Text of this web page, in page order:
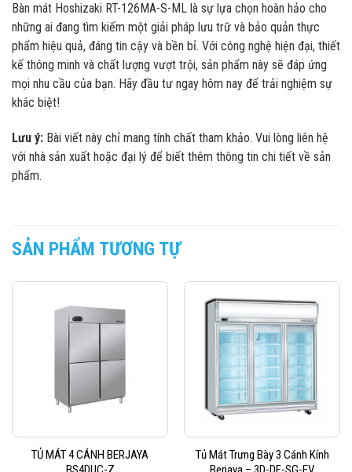
Bàn mát Hoshizaki RT-126MA-S-ML là sự lựa chọn hoàn hảo cho
những ai đang tìm kiếm một giải pháp lưu trữ và bảo quản thực
phẩm hiệu quả, đáng tin cậy và bền bỉ. Với công nghệ hiện đại, thiết
kế thông minh và chất lượng vượt trội, sản phẩm này sẽ đáp ứng
mọi nhu cầu của bạn. Hãy đầu tư ngay hôm nay để trải nghiệm sự
khác biệt!
Lưu ý: Bài viết này chỉ mang tính chất tham khảo. Vui lòng liên hệ
với nhà sản xuất hoặc đại lý để biết thêm thông tin chi tiết về sản
phẩm.
SẢN PHẨM TƯƠNG TỰ
TỦ MÁT 4 CÁNH BERJAYA
Tủ Mát Trưng Bày 3 Cánh Kính